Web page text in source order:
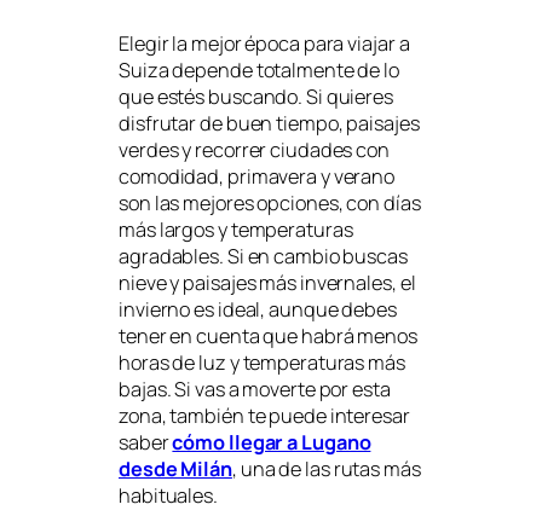
Elegir la mejor época para viajar a
Suiza depende totalmente de lo
que estés buscando. Si quieres
disfrutar de buen tiempo, paisajes
verdes y recorrer ciudades con
comodidad, primavera y verano
son las mejores opciones, con días
más largos y temperaturas
agradables. Si en cambio buscas
nieve y paisajes más invernales, el
invierno es ideal, aunque debes
tener en cuenta que habrá menos
horas de luz y temperaturas más
bajas. Si vas a moverte por esta
zona, también te puede interesar
sabercómo llegar a Lugano
desde Milán, una de las rutas más
habituales.